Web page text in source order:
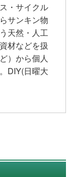
・サイクル
サンキン物
天然・人工
材などを扱
）から個人
DIY(日曜大